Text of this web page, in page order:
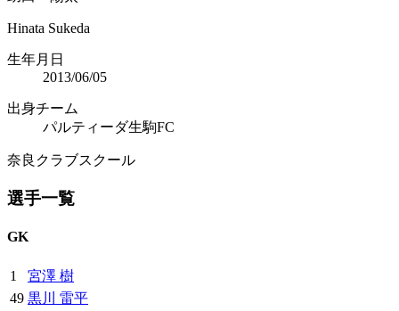
Hinata Sukeda
生年月日
2013/06/05
出身チーム
パルティーダ生駒FC
奈良クラブスクール
選手一覧
GK
1
宮澤 樹
49 黒川 雷平